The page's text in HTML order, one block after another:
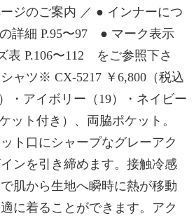
ジのご案内 ／ ● インナーにつ
詳細 P.95〜97 ● マーク表示
表 P.106〜112 をご参照下さ
ャツ※ CX-5217 ￥6,800（税込
・アイボリー（19）・ネイビー
ット付き）、両脇ポケット。
ト口にシャープなグレーアク
ンを引き締めます。接触冷感
肌から生地へ瞬時に熱が移動
に着ることができます。アク